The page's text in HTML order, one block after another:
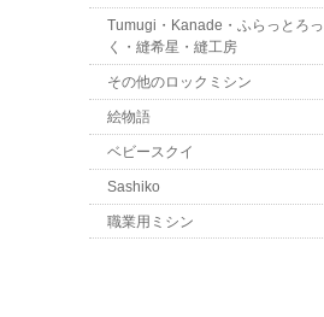
Tumugi・Kanade・ふらっとろっ
く・縫希星・縫工房
その他のロックミシン
絵物語
ベビースクイ
Sashiko
職業用ミシン